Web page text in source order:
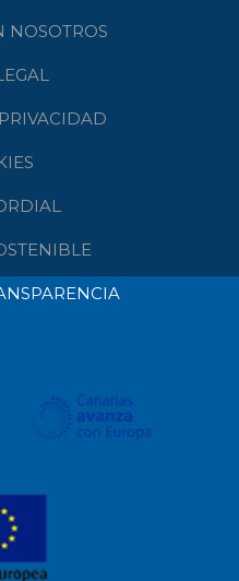
NOSOTROS